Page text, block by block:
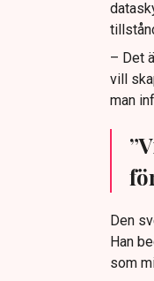
– Det
vill
man
Den
Han
som